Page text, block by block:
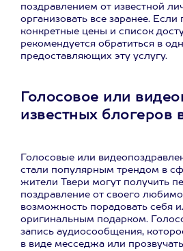
поздравлением от известной
организовать все заранее. Если
конкретные цены и список
рекомендуется обратиться в
предоставляющих эту услугу.
Голосовое или
известных блогеров
Голосовые или
стали популярным трендом в
жители Твери могут получить
поздравление от своего
возможность порадовать себя
оригинальным подарком.
запись аудиосообщения,
в виде месседжа или